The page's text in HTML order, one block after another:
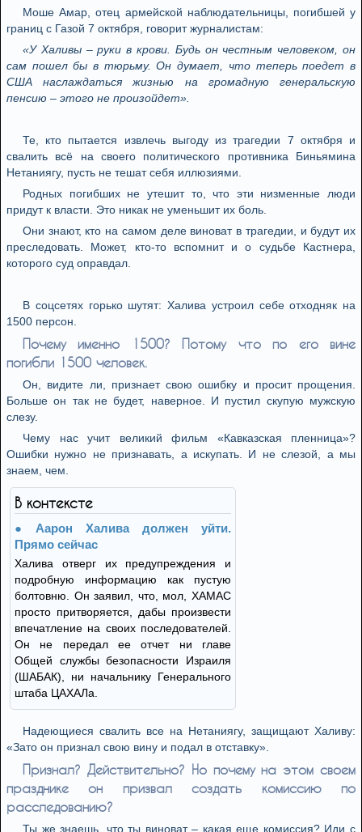
Моше Амар, отец армейской наблюдательницы, погибшей у
границ с Газой 7 октября, говорит журналистам:
«У Халивы – руки в крови. Будь он честным человеком, он
сам пошел бы в тюрьму. Он думает, что теперь поедет в
США наслаждаться жизнью на громадную генеральскую
пенсию – этого не произойдет».
Те, кто пытается извлечь выгоду из трагедии 7 октября и
свалить всё на своего политического противника Биньямина
Нетаниягу, пусть не тешат себя иллюзиями.
Родных погибших не утешит то, что эти низменные люди
придут к власти. Это никак не уменьшит их боль.
Они знают, кто на самом деле виноват в трагедии, и будут их
преследовать. Может, кто-то вспомнит и о судьбе Кастнера,
которого суд оправдал.
В соцсетях горько шутят: Халива устроил себе отходняк на
1500 персон.
Почему именно 1500? Потому что по его вине
погибли 1500 человек.
Он, видите ли, признает свою ошибку и просит прощения.
Больше он так не будет, наверное. И пустил скупую мужскую
слезу.
Чему нас учит великий фильм «Кавказская пленница»?
Ошибки нужно не признавать, а искупать. И не слезой, а мы
знаем, чем.
В контексте
Аарон Халива должен уйти.
Прямо сейчас
Халива отверг их предупреждения и
подробную информацию как пустую
болтовню. Он заявил, что, мол, ХАМАС
просто притворяется, дабы произвести
впечатление на своих последователей.
Он не передал ее отчет ни главе
Общей службы безопасности Израиля
(ШАБАК), ни начальнику Генерального
штаба ЦАХАЛа.
Надеющиеся свалить все на Нетаниягу, защищают Халиву:
«Зато он признал свою вину и подал в отставку».
Признал? Действительно? Но почему на этом своем
празднике он призвал создать комиссию по
расследованию?
Ты же знаешь, что ты виноват – какая еще комиссия? Иди с